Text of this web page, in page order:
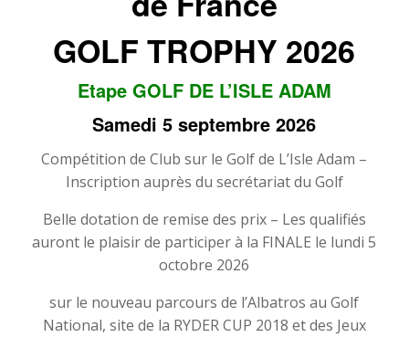
GOLF TROPHY 2026
Etape GOLF DE L’ISLE ADAM
Samedi 5 septembre 2026
Compétition de Club sur le Golf de L’Isle Adam –
Inscription auprès du secrétariat du Golf
Belle dotation de remise des prix – Les qualifiés
auront le plaisir de participer à la FINALE le lundi 5
octobre 2026
sur le nouveau parcours de l’Albatros au Golf
National, site de la RYDER CUP 2018 et des Jeux